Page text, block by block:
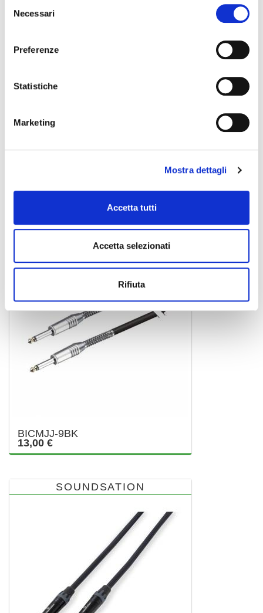
delNecessari
Preferenze
Statistiche
Marketing
Mostra dettagli
Accetta tutti
Accetta selezionati
Rifiuta
SOUNDSATION
BICMJJ-9BK
13,00 €
SOUNDSATION